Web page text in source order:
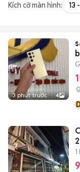
Kích cỡ màn hình: 13
3 phút trước 4
1